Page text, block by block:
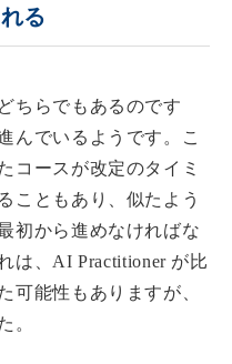
る
ちらでもあるのです
んでいるようです。こ
コースが改定のタイミ
こともあり、似たよう
初から進めなければな
は、AI Practitioner が比
可能性もありますが、
。